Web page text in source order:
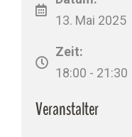
13. Mai 2025
Zeit:
18:00 - 21:30
Veranstalter